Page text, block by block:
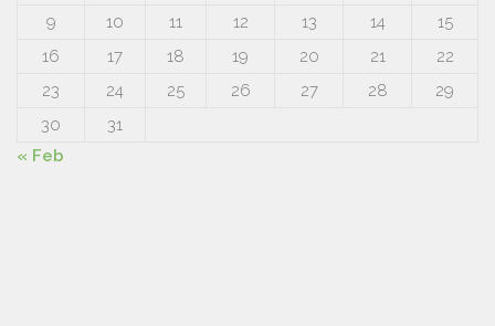
9
10 11 12 13 14
15
16
17 18 19 20 21
22
23
24 25 26 27 28
29
30
31
« Feb